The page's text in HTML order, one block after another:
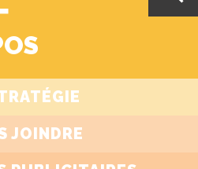
JOINDRE